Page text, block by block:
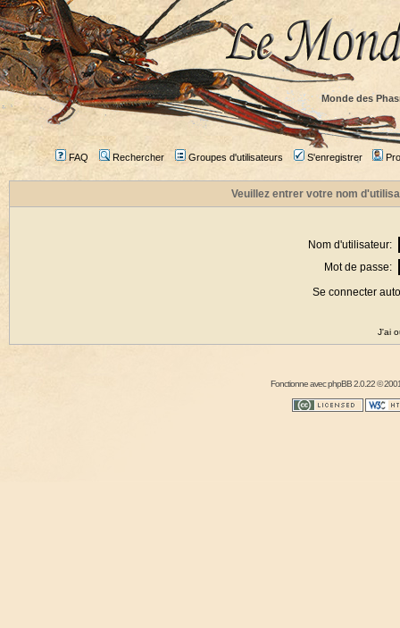
Monde des
FAQ Rechercher Groupes d'utilisateurs S'enregistrer
Veuillez entrer votre nom
Nom d'utilisateur:
Mot de passe:
Se connecter
J'ai
Fonctionne avecphpBB2.0.22 ©